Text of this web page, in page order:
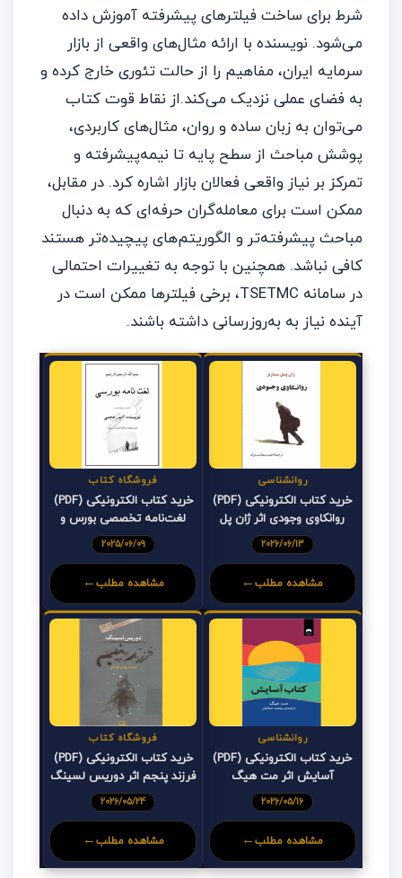
شرط برای ساخت فیلترهای پیشرفته آموزش داده
می‌شود. نویسنده با ارائه مثال‌های واقعی از بازار
سرمایه ایران، مفاهیم را از حالت تئوری خارج کرده و
به فضای عملی نزدیک می‌کند.از نقاط قوت کتاب
می‌توان به زبان ساده و روان، مثال‌های کاربردی،
پوشش مباحث از سطح پایه تا نیمه‌پیشرفته و
تمرکز بر نیاز واقعی فعالان بازار اشاره کرد. در مقابل،
ممکن است برای معامله‌گران حرفه‌ای که به دنبال
مباحث پیشرفته‌تر و الگوریتم‌های پیچیده‌تر هستند
کافی نباشد. همچنین با توجه به تغییرات احتمالی
در سامانه TSETMC، برخی فیلترها ممکن است در
آینده نیاز به به‌روزرسانی داشته باشند.
روانشناسی
خرید کتاب الکترونیکی (PDF)
روانکاوی وجودی اثر ژان پل
سارتر
2026/06/13
مشاهده مطلب←
فروشگاه کتاب
خرید کتاب الکترونیکی (PDF)
لغت‌نامه تخصصی بورس و
اوراق بهادار اثر امیر عجمی
2025/06/09
مشاهده مطلب←
روانشناسی
خرید کتاب الکترونیکی (PDF)
آسایش اثر مت هیگ
2026/05/16
مشاهده مطلب←
فروشگاه کتاب
خرید کتاب الکترونیکی (PDF)
فرزند پنجم اثر دوریس لسینگ
2026/05/24
مشاهده مطلب←